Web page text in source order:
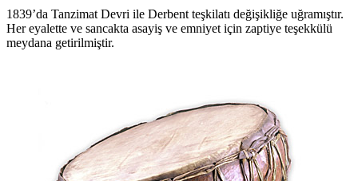
1839’da Tanzimat Devri ile Derbent teşkilatı değişikliğe uğramıştır.
Her eyalette ve sancakta asayiş ve emniyet için zaptiye teşekkülü
meydana getirilmiştir.